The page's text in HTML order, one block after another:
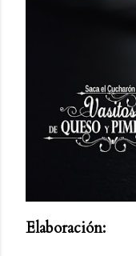
Elaboración: